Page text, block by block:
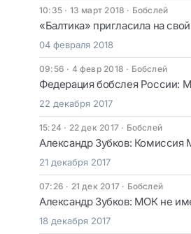
10:35 · 13 март 2018 · Бобслей
«Балтика» пригласила на
04 февраля 2018
09:56 · 4 февр 2018 · Бобслей
Федерация бобслея России:
22 декабря 2017
15:24 · 22 дек 2017· Бобслей
Александр Зубков:
21 декабря 2017
07:26 · 21 дек 2017· Бобслей
Александр Зубков: МОК не
18 декабря 2017